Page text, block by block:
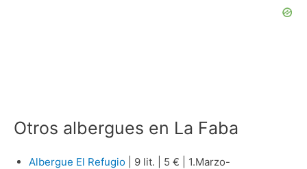
Otros albergues en La Faba
Albergue El Refugio| 9 lit. | 5 € | 1.Marzo-